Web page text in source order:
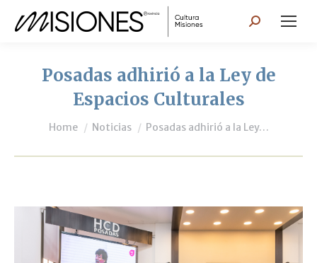
Search:
Posadas adhirió a la Ley de
Espacios Culturales
You are here:
Home Noticias Posadas adhirió a la Ley…